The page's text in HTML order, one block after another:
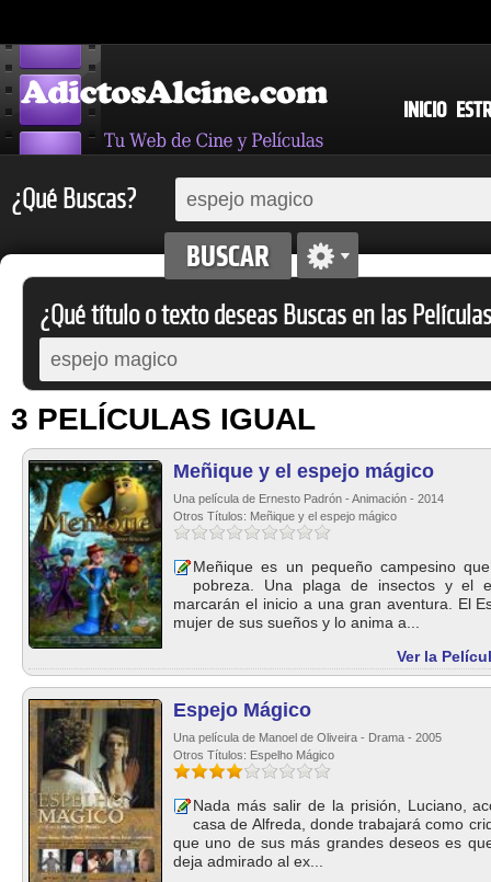
INICIO
¿Qué Buscas?
¿Qué título o texto deseas Buscas en las
3 PELÍCULAS IGUAL
Meñique y el espejo mágico
Una película de Ernesto Padrón - Animación - 2014
Otros Títulos: Meñique y el espejo mágico
Meñique es un pequeño campesino
pobreza. Una plaga de insectos y el
marcarán el inicio a una gran aventura. El
mujer de sus sueños y lo anima a...
Ver la
Espejo Mágico
Una película de Manoel de Oliveira - Drama - 2005
Otros Títulos: Espelho Mágico
Nada más salir de la prisión, Luciano,
casa de Alfreda, donde trabajará como
que uno de sus más grandes deseos es
deja admirado al ex...